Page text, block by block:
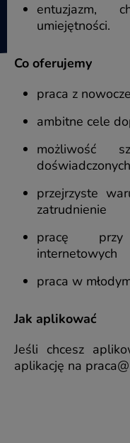
entuzjazm,
umiejętności.
Co oferujemy
praca z
ambitne cele
możliwość
przejrzyste
zatrudnienie
pracę przy
internetowych
praca w
Jak aplikować
Jeśli chcesz
aplikację na